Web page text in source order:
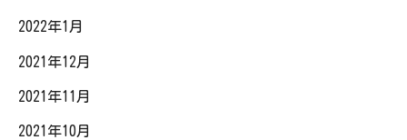
2022年1月
2021年12月
2021年11月
2021年10月